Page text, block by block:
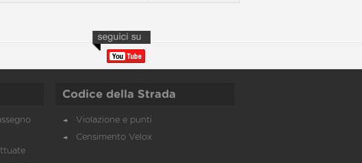
Codice della Strada
Violazione e punti
Censimento Velox